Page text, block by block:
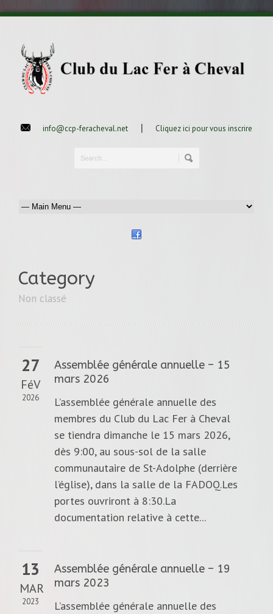
info@ccp-feracheval.net | Cliquez ici pour vous inscrire
Category
Non classé
27
FéV
2026
Assemblée générale annuelle – 15
mars 2026
L’assemblée générale annuelle des
membres du Club du Lac Fer à Cheval
se tiendra dimanche le 15 mars 2026,
dès 9:00, au sous-sol de la salle
communautaire de St-Adolphe (derrière
l’église), dans la salle de la FADOQ.Les
portes ouvriront à 8:30.La
documentation relative à cette...
13
MAR
2023
Assemblée générale annuelle – 19
mars 2023
L’assemblée générale annuelle des